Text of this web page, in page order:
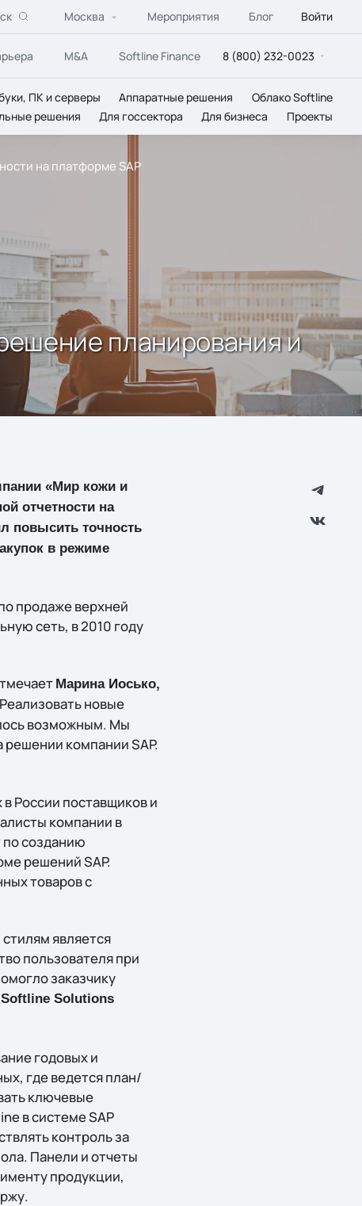
Москва Мероприятия Блог Войти
M&A Softline Finance 8 (800) 232-0023
ПК и серверы Аппаратные решения
Облако Softline
решения Для госсектора Для бизнеса Проекты
на платформе SAP
планирования и
«Мир кожи и
отчетности на
повысить точность
в режиме
продаже верхней
сеть, в 2010 году
Марина Иосько,
новые
возможным. Мы
компании SAP.
России поставщиков и
компании в
созданию
решений SAP.
товаров с
является
пользователя при
заказчику
Solutions
годовых и
где ведется план/
ключевые
в системе SAP
контроль за
Панели и отчеты
продукции,